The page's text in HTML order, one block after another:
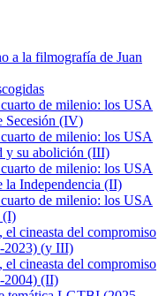
a la filmografía de Juan
de milenio: los USA
Secesión (IV)
de milenio: los USA
y su abolición (III)
de milenio: los USA
la Independencia (II)
de milenio: los USA
(I)
cineasta del compromiso
2023) (y III)
cineasta del compromiso
2004) (II)